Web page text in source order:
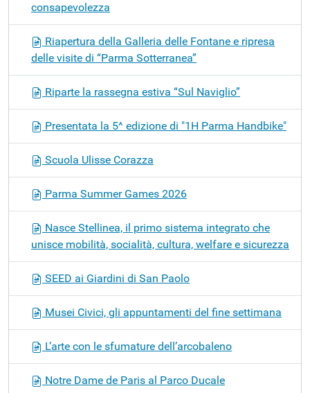
consapevolezza
Riapertura della Galleria delle Fontane e ripresa
delle visite di “Parma Sotterranea”
Riparte la rassegna estiva “Sul Naviglio”
Presentata la 5^ edizione di "1H Parma Handbike"
Scuola Ulisse Corazza
Parma Summer Games 2026
Nasce Stellinea, il primo sistema integrato che
unisce mobilità, socialità, cultura, welfare e sicurezza
SEED ai Giardini di San Paolo
Musei Civici, gli appuntamenti del fine settimana
L’arte con le sfumature dell’arcobaleno
Notre Dame de Paris al Parco Ducale